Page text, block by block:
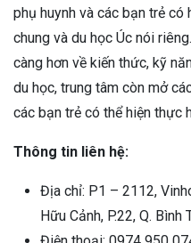
phụ huynh và các bạn trẻ có
chung và du học Úc nói
càng hơn về kiến thức, kỹ
du học, trung tâm còn mở
các bạn trẻ có thể hiện thực
Thông tin liên hệ:
Địa chỉ: P1 – 2112,
Hữu Cảnh, P.22, Q. Bình